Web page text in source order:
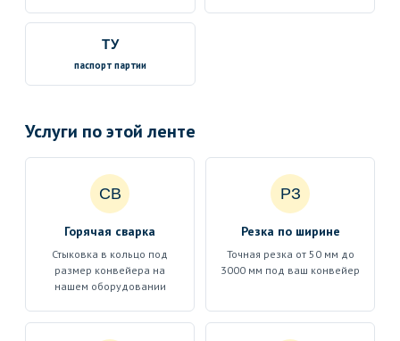
ТУ
паспорт партии
Услуги по этой ленте
СВ
Горячая сварка
Стыковка в кольцо под
размер конвейера на
нашем оборудовании
РЗ
Резка по ширине
Точная резка от 50 мм до
3000 мм под ваш конвейер